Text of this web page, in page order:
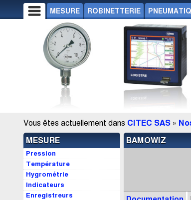
MESURE ROBINETTERIE
Vous êtes actuellement dans CITEC SAS »
MESURE
Pression
Température
Hygrométrie
Indicateurs
Enregistreurs
BAMOWIZ